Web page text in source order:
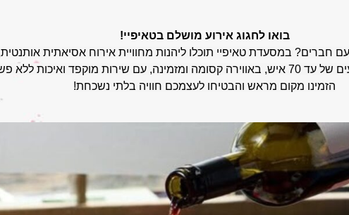
בואו לחגוג אירוע מושלם בטאיפיי!
במסעדת טאיפיי תוכלו ליהנות מחוויית אירוח אסיאתית
מוקפד ואיכות ללא פשרות.
הזמינו מקום מראש והבטיחו לעצמכם חוויה בלתי נשכחת!